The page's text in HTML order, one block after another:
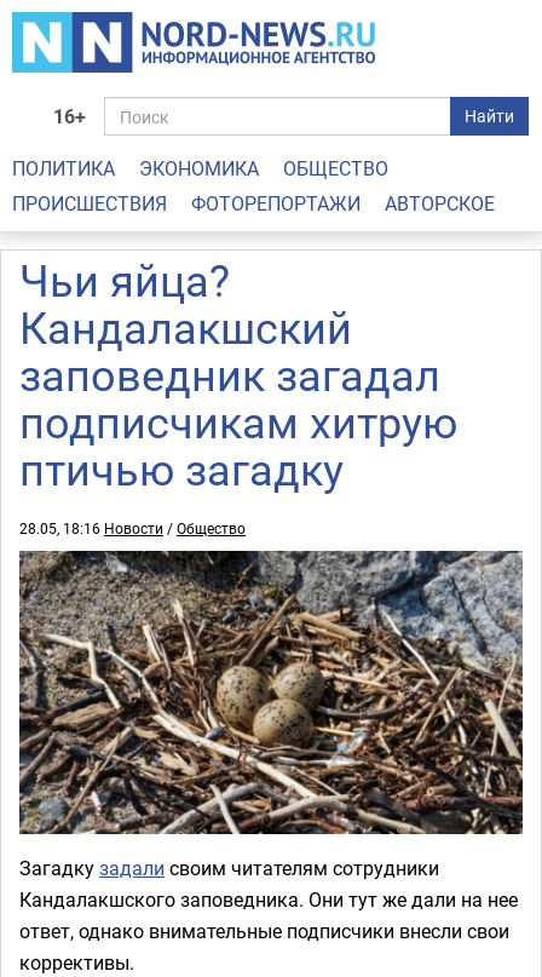
16+ Найти
ПОЛИТИКА ЭКОНОМИКА
ОБЩЕСТВО
ПРОИСШЕСТВИЯ
ФОТОРЕПОРТАЖИ АВТОРСКОЕ
Чьи яйца?
Кандалакшский
заповедник загадал
подписчикам хитрую
птичью загадку
28.05, 18:16 Новости /Общество
Загадкузадали своим читателям сотрудники
Кандалакшского заповедника. Они тут же дали на нее
ответ, однако внимательные подписчики внесли свои
коррективы.